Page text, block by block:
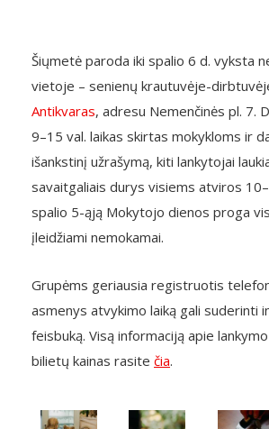
Šiųmetė paroda iki spalio 6 d. vyksta
vietoje – senienų krautuvėje-
Antikvaras, adresu Nemenčinės pl. 7.
9–15 val. laikas skirtas mokykloms ir
išankstinį užrašymą, kiti lankytojai
savaitgaliais durys visiems atviros
spalio 5-ąją Mokytojo dienos proga
įleidžiami nemokamai.
Grupėms geriausia registruotis
asmenys atvykimo laiką gali suderinti
feisbuką. Visą informaciją apie
bilietų kainas rasite čia.